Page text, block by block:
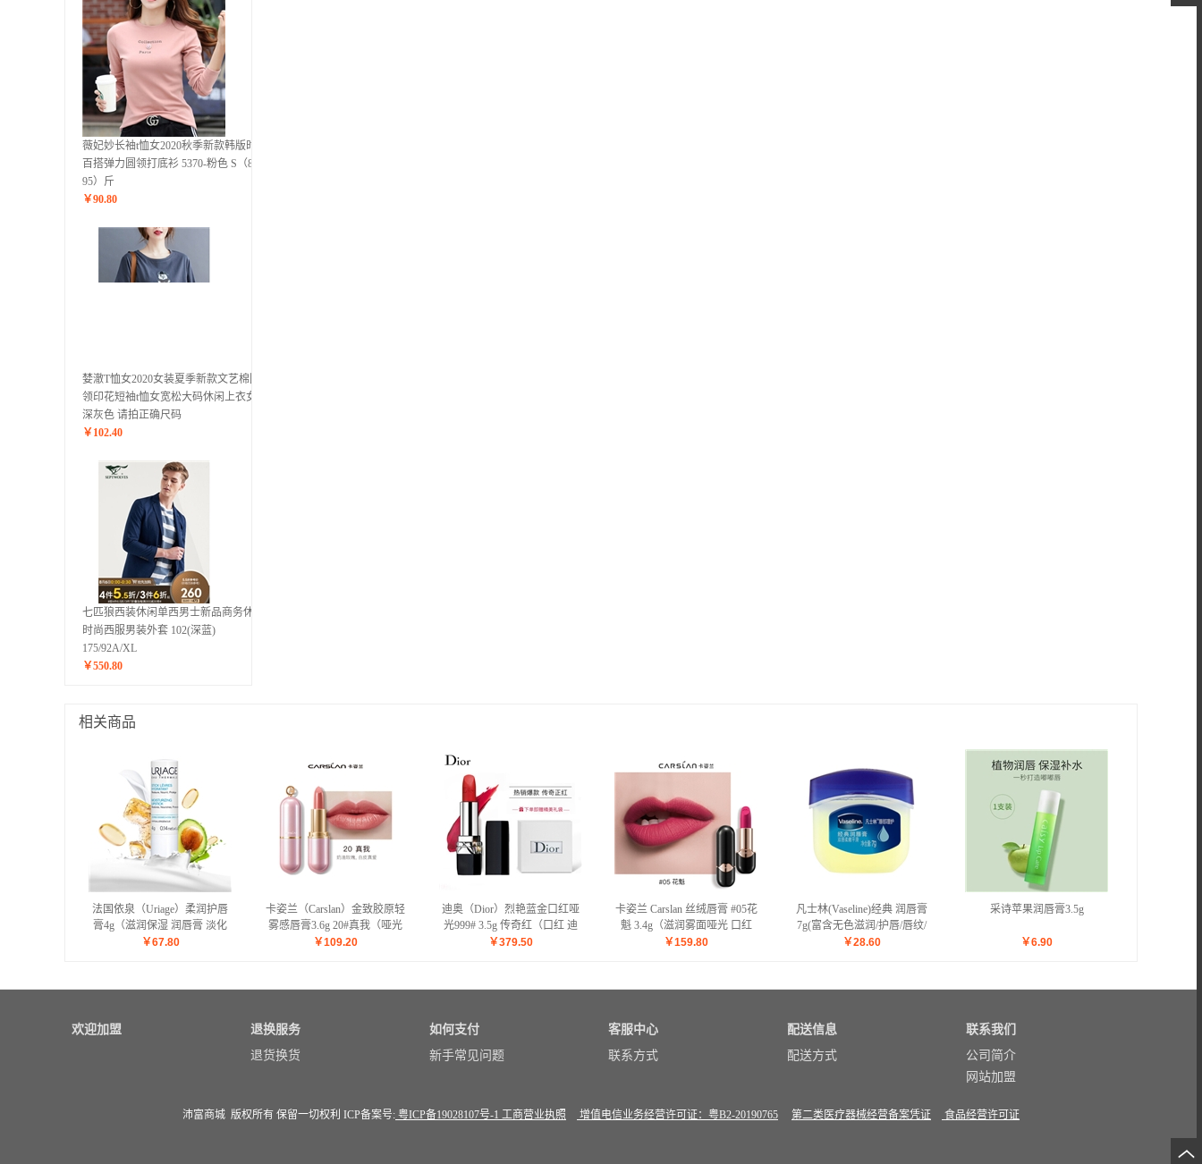
薇妃妙长袖t恤女2020秋季新款韩版时尚
百搭弹力圆领打底衫 5370-粉色 S（80-
95）斤
￥90.80
婪澈T恤女2020女装夏季新款文艺棉圆
领印花短袖t恤女宽松大码休闲上衣女
深灰色 请拍正确尺码
￥ 102.40
七匹狼西装休闲单西男士新品商务休闲
时尚西服男装外套 102(深蓝)
175/92A/XL
￥550.80
相关商品
法国依泉（Uriage）柔润护唇
膏4g（滋润保湿 润唇膏 淡化
唇纹 口红打底 唇膏女男）
￥67.80
卡姿兰（Carslan）金致胶原轻
雾感唇膏3.6g 20#真我（哑光
口红 雾面质地 显色持久 显
￥109.20
迪奥（Dior）烈艳蓝金口红哑
光999# 3.5g 传奇红（口红 迪
奥999 口红自营 传奇正红 精美
￥379.50
卡姿兰 Carslan 丝绒唇膏 #05花
魁 3.4g（滋润雾面哑光 口红
持久不沾杯 显色不脱色 ）
￥159.80
凡士林(Vaseline)经典 润唇膏
7g(富含无色滋润/护唇/唇纹/
￥28.60
采诗苹果润唇膏3.5g
￥6.90
欢迎加盟
退换服务
退货换货
如何支付
新手常见问题
客服中心
联系方式
配送信息
配送方式
联系我们
公司简介
网站加盟
沛富商城 版权所有 保留一切权利 ICP备案号: 粤ICP备19028107号-1 工商营业执照 增值电信业务经营许可证：粤B2-20190765 第二类医疗器械经营备案凭证 食品经营许可证